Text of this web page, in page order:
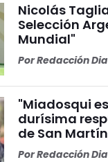
Nicolás
Selección
Mundial"
PorRedacción
"Miadosqui
durísima
de San Martín
PorRedacción